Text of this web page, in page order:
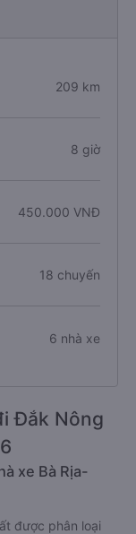
209 km
8 giờ
450.000 VNĐ
18 chuyến
6 nhà xe
Đắk Nông
xe Bà Rịa-
được phân loại